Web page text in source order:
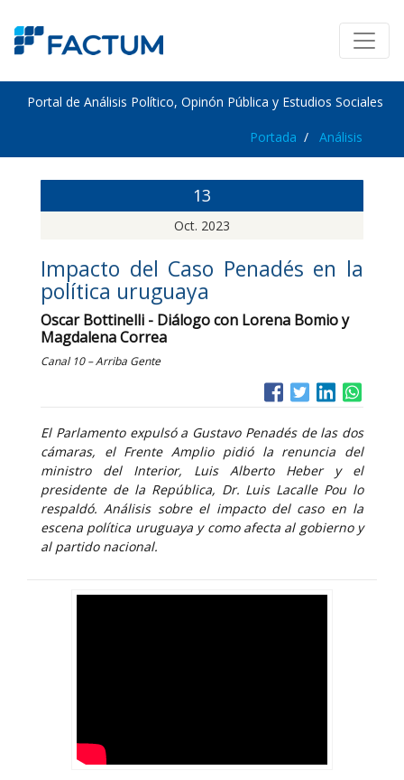
Portal de Análisis Político, Opinón Pública y Estudios Sociales
Portada Análisis
13
Oct. 2023
Impacto del Caso Penadés en la
política uruguaya
Oscar Bottinelli - Diálogo con Lorena Bomio y
Magdalena Correa
Canal 10 – Arriba Gente
El Parlamento expulsó a Gustavo Penadés de las dos
cámaras, el Frente Amplio pidió la renuncia del
ministro del Interior, Luis Alberto Heber y el
presidente de la República, Dr. Luis Lacalle Pou lo
respaldó. Análisis sobre el impacto del caso en la
escena política uruguaya y como afecta al gobierno y
al partido nacional.